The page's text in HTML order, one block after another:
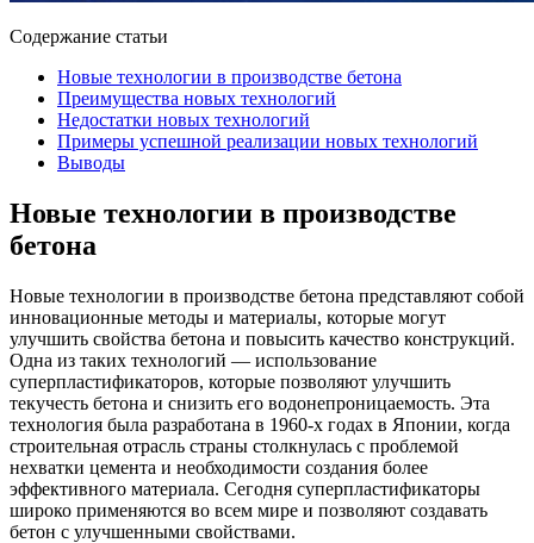
Содержание статьи
Новые технологии в производстве бетона
Преимущества новых технологий
Недостатки новых технологий
Примеры успешной реализации новых технологий
Выводы
Новые технологии в производстве
бетона
Новые технологии в производстве бетона представляют собой
инновационные методы и материалы, которые могут
улучшить свойства бетона и повысить качество конструкций.
Одна из таких технологий — использование
суперпластификаторов, которые позволяют улучшить
текучесть бетона и снизить его водонепроницаемость. Эта
технология была разработана в 1960-х годах в Японии, когда
строительная отрасль страны столкнулась с проблемой
нехватки цемента и необходимости создания более
эффективного материала. Сегодня суперпластификаторы
широко применяются во всем мире и позволяют создавать
бетон с улучшенными свойствами.